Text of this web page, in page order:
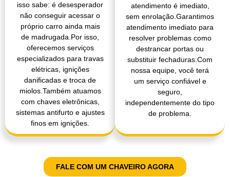
isso sabe: é desesperador
não conseguir acessar o
próprio carro ainda mais
de madrugada.Por isso,
oferecemos serviços
especializados para travas
elétricas, ignições
danificadas e troca de
miolos.Também atuamos
com chaves eletrônicas,
sistemas antifurto e ajustes
finos em ignições.
atendimento é imediato,
sem enrolação.Garantimos
atendimento imediato para
resolver problemas como
destrancar portas ou
substituir fechaduras.Com
nossa equipe, você terá
um serviço confiável e
seguro,
independentemente do tipo
de problema.
FALE COM UM CHAVEIRO AGORA